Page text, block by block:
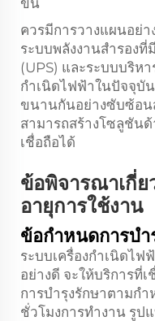
ควรมีการวางแผนอย่
ระบบพลังงานสำรอง
(UPS) และระบบบริห
กำเนิดไฟฟ้าในปัจจุบั
ขนานกันอย่างซับซ้อน
สามารถสร้างโซลูชัน
เชื่อถือได้
ข้อพิจารณาเกี่ย
อายุการใช้งาน
ข้อกำหนดการบำ
ระบบเครื่องกำเนิดไฟ
อย่างดี จะให้บริการที่
การบำรุงรักษาตามก
ชั่วโมงการทำงาน รูป